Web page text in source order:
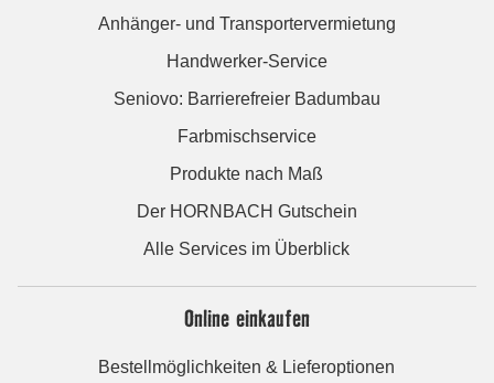
Anhänger- und Transportervermietung
Handwerker-Service
Seniovo: Barrierefreier Badumbau
Farbmischservice
Produkte nach Maß
Der HORNBACH Gutschein
Alle Services im Überblick
Online einkaufen
Bestellmöglichkeiten & Lieferoptionen